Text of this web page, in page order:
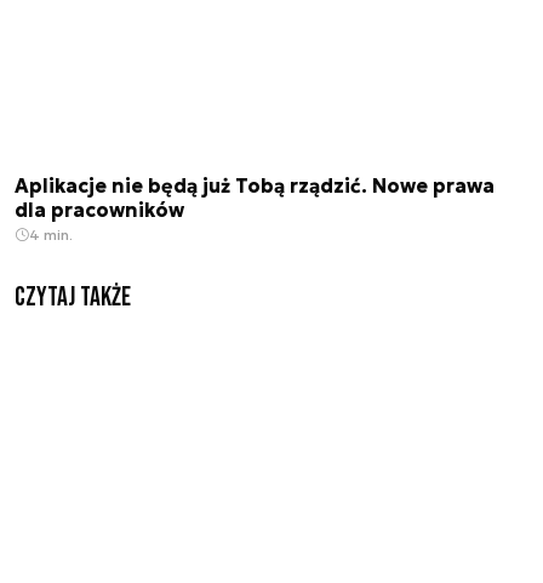
Aplikacje nie będą już Tobą rządzić. Nowe prawa
dla pracowników
4 min.
Czytaj także